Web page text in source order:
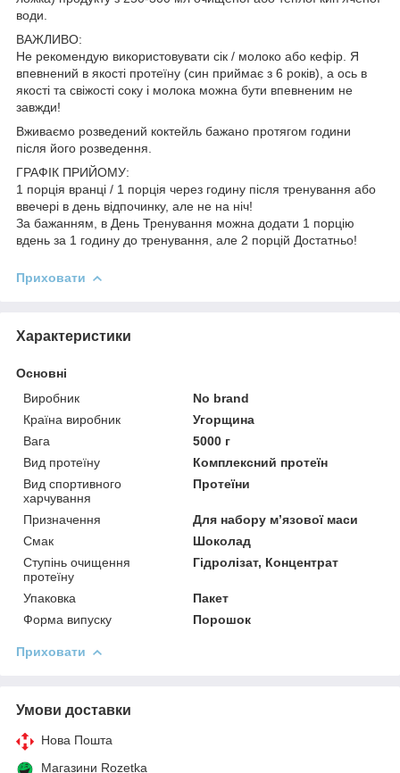
води.
ВАЖЛИВО:
Не рекомендую використовувати сік / молоко або кефір. Я
впевнений в якості протеїну (син приймає з 6 років), а ось в
якості та свіжості соку і молока можна бути впевненим не
завжди!
Вживаємо розведений коктейль бажано протягом години
після його розведення.
ГРАФІК ПРИЙОМУ:
1 порція вранці / 1 порція через годину після тренування або
ввечері в день відпочинку, але не на ніч!
За бажанням, в День Тренування можна додати 1 порцію
вдень за 1 годину до тренування, але 2 порцій Достатньо!
Приховати
Характеристики
Основні
Виробник
No brand
Країна виробник
Угорщина
Вага
5000 г
Вид протеїну
Комплексний протеїн
Вид спортивного
харчування
Протеїни
Призначення
Для набору м’язової маси
Смак
Шоколад
Ступінь очищення
протеїну
Гідролізат, Концентрат
Упаковка
Пакет
Форма випуску
Порошок
Приховати
Умови доставки
Нова Пошта
Магазини Rozetka